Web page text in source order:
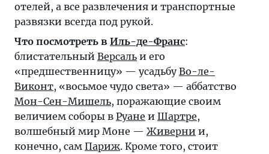
отелей, а все развлечения и транспортные
развязки всегда под рукой.
Что посмотреть в Иль-де-Франс:
блистательный Версаль и его
«предшественницу» — усадьбуВо-ле-
Виконт, «восьмое чудо света» — аббатство
Мон-Сен-Мишель, поражающие своим
величием соборы в Руане и Шартре,
волшебный мир Моне — Живерни и,
конечно, сам Париж. Кроме того, стоит